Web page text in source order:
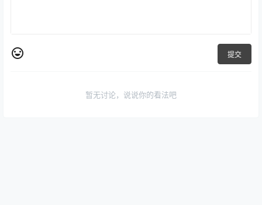
提交
暂无讨论，说说你的看法吧